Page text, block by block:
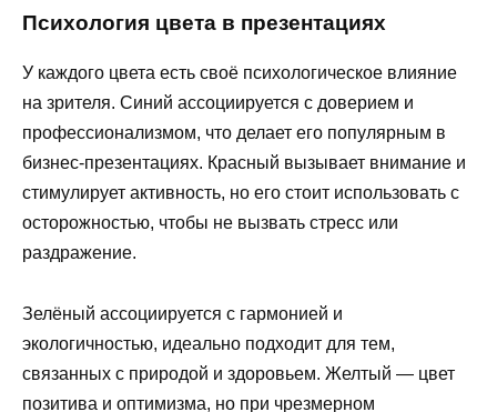
Психология цвета в презентациях
У каждого цвета есть своё психологическое влияние
на зрителя. Синий ассоциируется с доверием и
профессионализмом, что делает его популярным в
бизнес-презентациях. Красный вызывает внимание и
стимулирует активность, но его стоит использовать с
осторожностью, чтобы не вызвать стресс или
раздражение.
Зелёный ассоциируется с гармонией и
экологичностью, идеально подходит для тем,
связанных с природой и здоровьем. Желтый — цвет
позитива и оптимизма, но при чрезмерном